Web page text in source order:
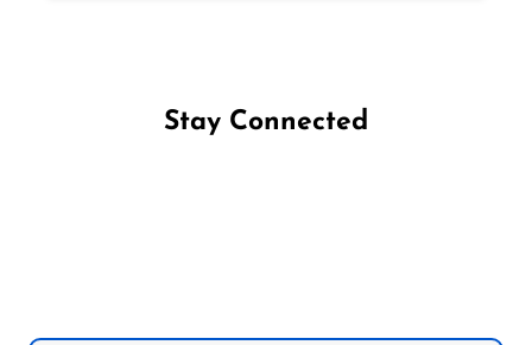
Stay Connected